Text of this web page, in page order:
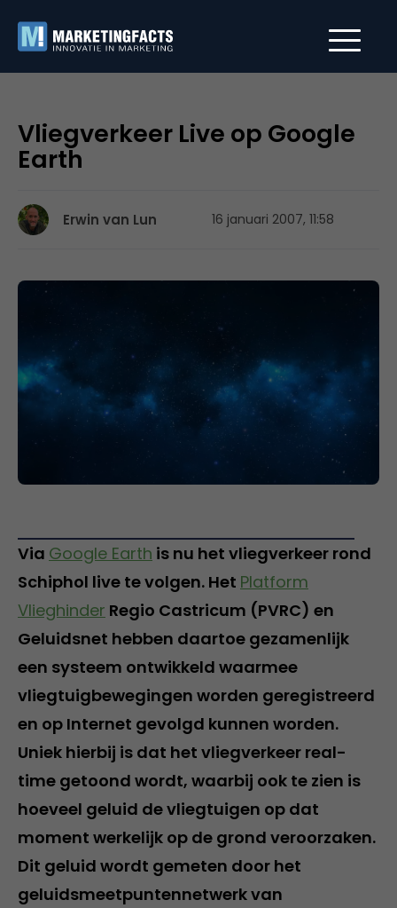
Vliegverkeer Live op Google
Earth
Erwin van Lun 16 januari 2007, 11:58
Via Google Earth is nu het vliegverkeer rond
Schiphol live te volgen. Het Platform
Vlieghinder Regio Castricum (PVRC) en
Geluidsnet hebben daartoe gezamenlijk
een systeem ontwikkeld waarmee
vliegtuigbewegingen worden geregistreerd
en op Internet gevolgd kunnen worden.
Uniek hierbij is dat het vliegverkeer real-
time getoond wordt, waarbij ook te zien is
hoeveel geluid de vliegtuigen op dat
moment werkelijk op de grond veroorzaken.
Dit geluid wordt gemeten door het
geluidsmeetpuntennetwerk van